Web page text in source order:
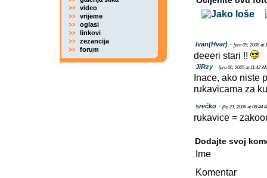
video
vrijeme
oglasi
linkovi
zezancija
forum
Ivan(Hvar) - [pro 05, 2005 at
deeeri stari !!
JiRzy- [pro 06, 2005 at 11:42
Inace, ako niste
rukavicama za
srećko - [lip 21, 2006 at 08:44
rukavice =
Dodajte svoj
Ime
Komentar